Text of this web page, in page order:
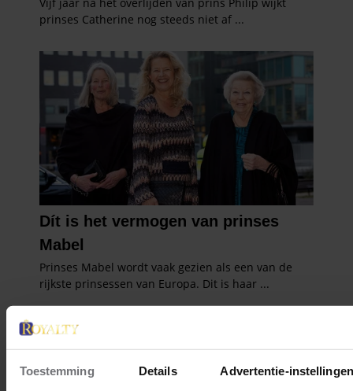
Toestemming Details Advertentie-instellingen